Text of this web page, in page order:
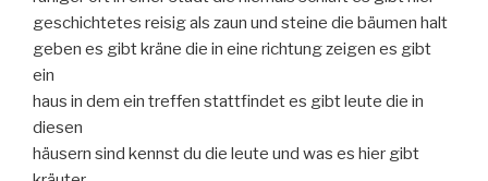
geschichtetes reisig als zaun und steine die bäumen halt
geben es gibt kräne die in eine richtung zeigen es gibt
ein
haus in dem ein treffen stattfindet es gibt leute die in
diesen
häusern sind kennst du die leute und was es hier gibt